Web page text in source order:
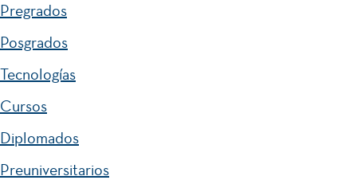
Pregrados
Posgrados
Tecnologías
Cursos
Diplomados
Preuniversitarios